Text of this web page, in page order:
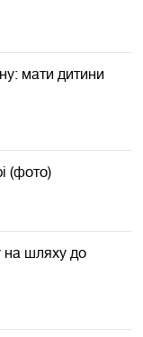
мати дитини
(фото)
на шляху до